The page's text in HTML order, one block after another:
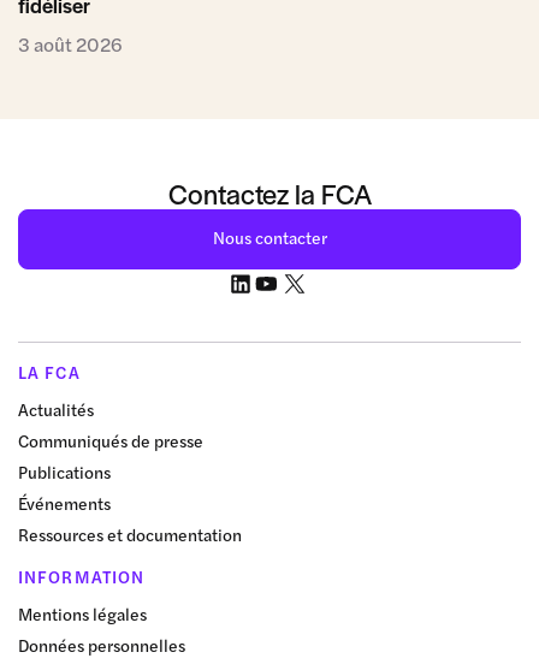
3 août 2026
Contactez la FCA
Nous contacter
LA FCA
Actualités
Communiqués de presse
Publications
Événements
Ressources et documentation
INFORMATION
Mentions légales
Données personnelles